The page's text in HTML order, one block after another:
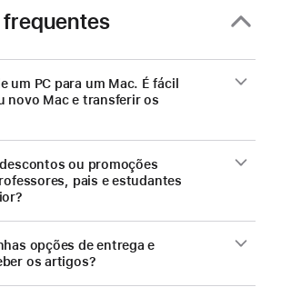
novo
Mac.
um PC para um Mac. É fácil
novo Mac e transferir os
ou promoções
pais e estudantes
opções de entrega e
os artigos?